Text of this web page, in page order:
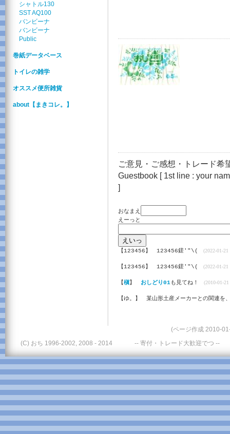
シャトル130
SST AQ100
バンビーナ
バンビーナ
Public
巻紙データベース
トイレの雑学
オススメ便所雑貨
about【まきコレ。】
ご意見・ご感想・トレード
Guestbook [ 1st line : your
]
おなまえ
えーっと
【123456】 123456鎈'"\( (2022-01-21
【123456】 123456鎈'"\( (2022-01-21
【槇】 おしどり01も見てね！ (2010-01-21
【ゆ。】 某山形土産メーカーとの関連を
(ページ作成 2010-
(C) おち 1996-2002, 2008 - 2014
-- 寄付・トレード大歓迎でつ --